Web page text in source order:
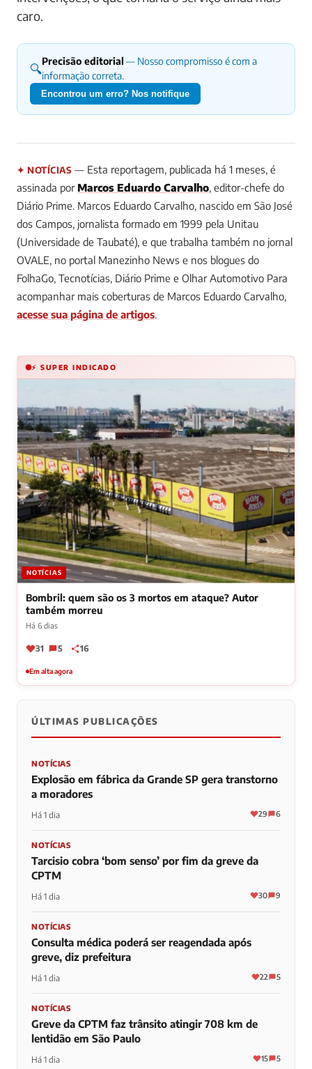
caro.
🔍Precisão editorial — Nosso compromisso é com a
informação correta.
Encontrou um erro? Nos notifique
✦ NOTÍCIAS — Esta reportagem, publicada há 1 meses, é
assinada por Marcos Eduardo Carvalho, editor-chefe do
Diário Prime. Marcos Eduardo Carvalho, nascido em São José
dos Campos, jornalista formado em 1999 pela Unitau
(Universidade de Taubaté), e que trabalha também no jornal
OVALE, no portal Manezinho News e nos blogues do
FolhaGo, Tecnotícias, Diário Prime e Olhar Automotivo Para
acompanhar mais coberturas de Marcos Eduardo Carvalho,
acesse sua página de artigos.
⚡ SUPER INDICADO
NOTÍCIAS
Bombril: quem são os 3 mortos em ataque? Autor
também morreu
Há 6 dias
31 5 16
Em alta agora
ÚLTIMAS PUBLICAÇÕES
NOTÍCIAS
Explosão em fábrica da Grande SP gera transtorno
a moradores
Há 1 dia 29 6
NOTÍCIAS
Tarcisio cobra ‘bom senso’ por fim da greve da
CPTM
Há 1 dia 30 9
NOTÍCIAS
Consulta médica poderá ser reagendada após
greve, diz prefeitura
Há 1 dia 22 5
NOTÍCIAS
Greve da CPTM faz trânsito atingir 708 km de
lentidão em São Paulo
Há 1 dia 15 5